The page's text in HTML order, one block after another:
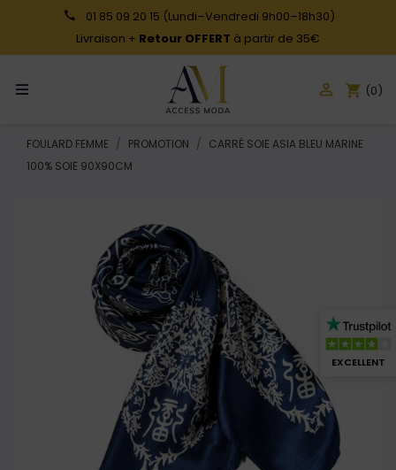
EXCELLENT
01 85 09 20 15 (Lundi–Vendredi 9h00–18h30)
Livraison + Retour OFFERT à partir de 35€
 shopping_cart (0)
FOULARD FEMME PROMOTION
CARRÉ SOIE ASIA BLEU MARINE
100% SOIE 90X90CM